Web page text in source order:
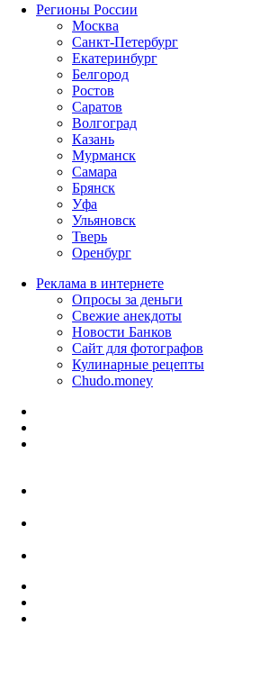
Регионы России
Москва
Санкт-Петербург
Екатеринбург
Белгород
Ростов
Саратов
Волгоград
Казань
Мурманск
Самара
Брянск
Уфа
Ульяновск
Тверь
Оренбург
Реклама в интернете
Опросы за деньги
Свежие анекдоты
Новости Банков
Сайт для фотографов
Кулинарные рецепты
Chudo.money